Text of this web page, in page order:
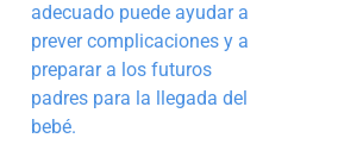
adecuado puede ayudar a
prever complicaciones y a
preparar a los futuros
padres para la llegada del
bebé.